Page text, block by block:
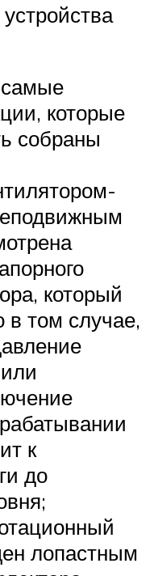
которые
собраны
который
в том случае,
к
до
лопастным